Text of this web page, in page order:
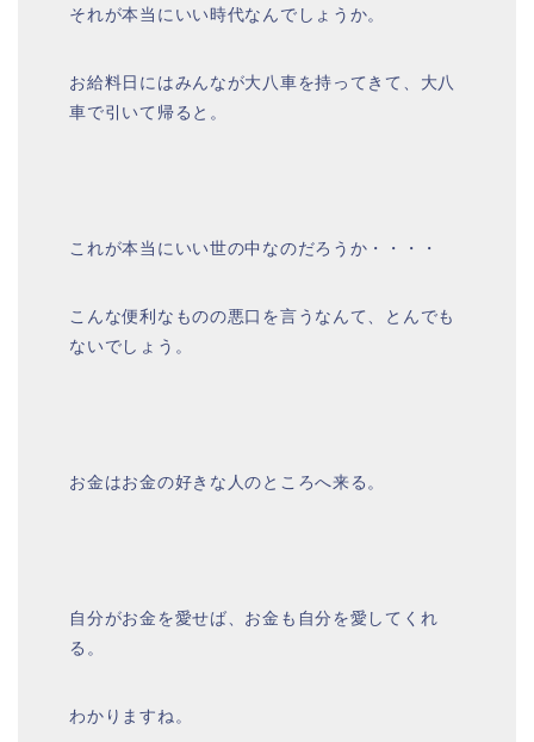
それが本当にいい時代なんでしょうか。
お給料日にはみんなが大八車を持ってきて、大八
車で引いて帰ると。
これが本当にいい世の中なのだろうか・・・・
こんな便利なものの悪口を言うなんて、とんでも
ないでしょう。
お金はお金の好きな人のところへ来る。
自分がお金を愛せば、お金も自分を愛してくれ
る。
わかりますね。